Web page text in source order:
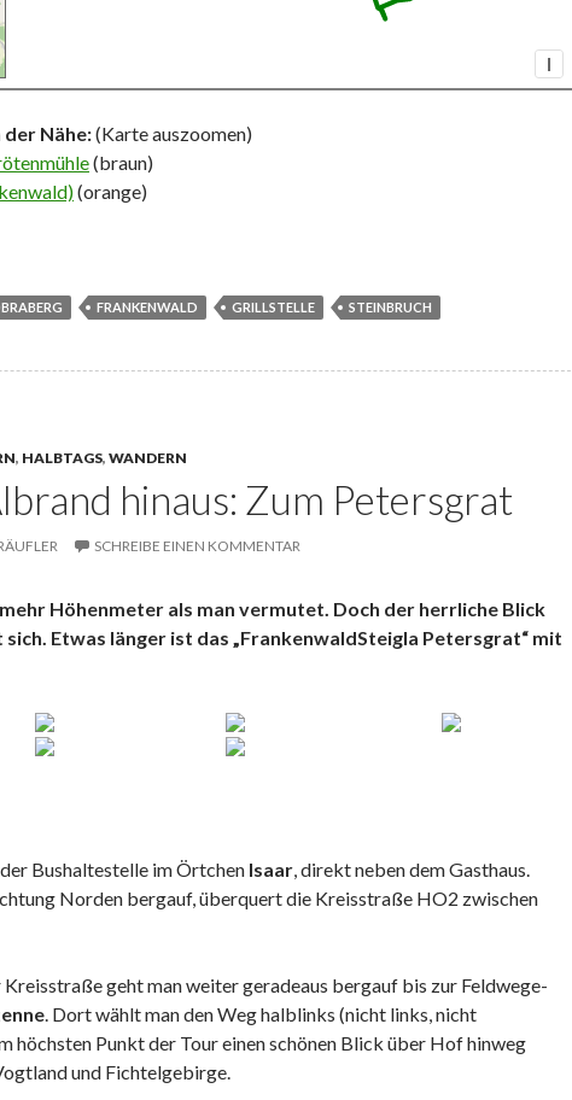
I
Nähe:(Karte auszoomen)
(braun)
(orange)
FRANKENWALD GRILLSTELLE STEINBRUCH
, HALBTAGS, WANDERN
hinaus: Zum Petersgrat
SCHREIBE EINEN KOMMENTAR
Höhenmeter als man vermutet. Doch der herrliche Blick
Etwas länger ist das „FrankenwaldSteigla Petersgrat“ mit
Bushaltestelle im Örtchen Isaar, direkt neben dem Gasthaus.
Norden bergauf, überquert die Kreisstraße HO2 zwischen
geht man weiter geradeaus bergauf bis zur Feldwege-
. Dort wählt man den Weg halblinks (nicht links, nicht
höchsten Punkt der Tour einen schönen Blick über Hof hinweg
und Fichtelgebirge.